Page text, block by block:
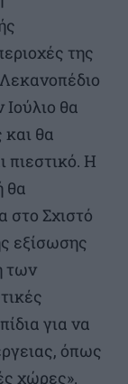
της
θα
θα
πιεστικό. Η
θα
στο Σχιστό
εξίσωσης
των
για να
όπως
χώρες».